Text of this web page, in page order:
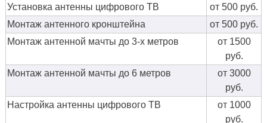
Установка антенны цифрового ТВ
от 500 руб.
Монтаж антенного кронштейна
от 500 руб.
Монтаж антенной мачты до 3-х метров
от 1500
руб.
Монтаж антенной мачты до 6 метров
от 3000
руб.
Настройка антенны цифрового ТВ
от 1000
руб.